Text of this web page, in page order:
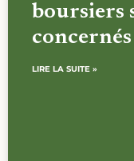
boursiers
concernés
LIRE LA SUITE »